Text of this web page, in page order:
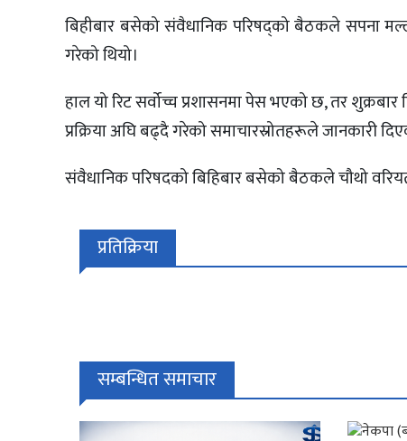
बिहीबार बसेको संवैधानिक परिषद्को बैठकले सपना
गरेको थियो।
हाल यो रिट सर्वोच्च प्रशासनमा पेस भएको छ, तर शुक्रबार
प्रक्रिया अघि बढ्दै गरेको समाचारस्रोतहरूले जानकारी
संवैधानिक परिषदको बिहिबार बसेको बैठकले चौथो
प्रतिक्रिया
सम्बन्धित समाचार